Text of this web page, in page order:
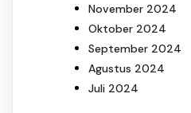
November 2024
Oktober 2024
September 2024
Agustus 2024
Juli 2024